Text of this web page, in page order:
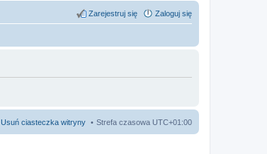
Zaloguj się
Zarejestruj się
Strefa czasowa UTC+01:00
Usuń ciasteczka witryny